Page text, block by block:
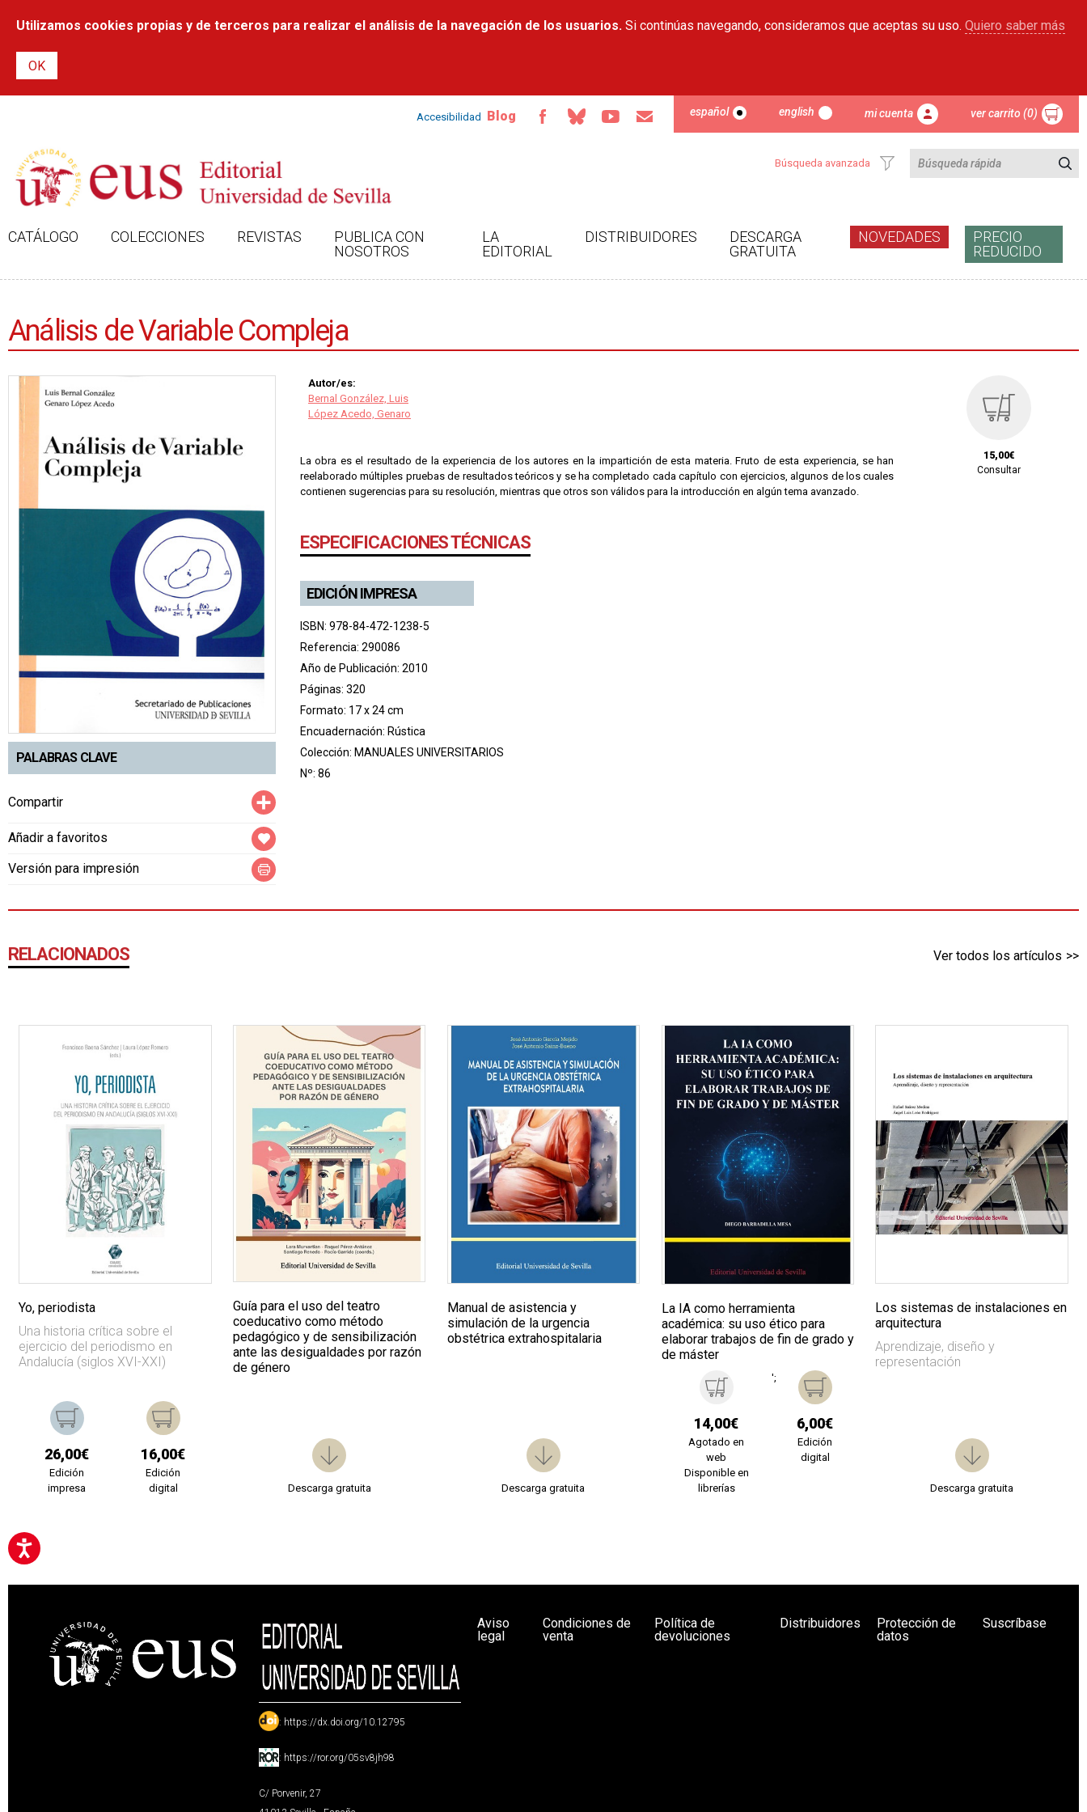
contenido
Utilizamos cookies propias y de terceros para realizar el análisis de la navegación de los usuarios. Si continúas navegando, consideramos que aceptas su uso. Quiero saber más
Accesibilidad Blog español english mi cuenta ver carrito (0)
Búsqueda avanzada
CATÁLOGO COLECCIONES REVISTAS
PUBLICA CON
NOSOTROS
LA
EDITORIAL
DISTRIBUIDORES
DESCARGA
GRATUITA
NOVEDADES
PRECIO
REDUCIDO
Análisis de Variable Compleja
PALABRAS CLAVE
Compartir
Añadir a favoritos
Versión para impresión
Autor/es:
Bernal González, Luis
López Acedo, Genaro
La obra es el resultado de la experiencia de los autores en la impartición de esta materia. Fruto de esta experiencia, se han
reelaborado múltiples pruebas de resultados teóricos y se ha completado cada capítulo con ejercicios, algunos de los cuales
contienen sugerencias para su resolución, mientras que otros son válidos para la introducción en algún tema avanzado.
ESPECIFICACIONES TÉCNICAS
EDICIÓN IMPRESA
ISBN: 978-84-472-1238-5
Referencia: 290086
Año de Publicación: 2010
Páginas: 320
Formato: 17 x 24 cm
Encuadernación: Rústica
Colección: MANUALES UNIVERSITARIOS
Nº: 86
15,00€
Consultar
RELACIONADOS Ver todos los artículos
Yo, periodista
Una historia crítica sobre el
ejercicio del periodismo en
Andalucía (siglos XVI-XXI)
26,00€
Edición
impresa
16,00€
Edición
digital
Guía para el uso del teatro
coeducativo como método
pedagógico y de sensibilización
ante las desigualdades por razón
de género
Descarga gratuita
Manual de asistencia y
simulación de la urgencia
obstétrica extrahospitalaria
Descarga gratuita
La IA como herramienta
académica: su uso ético para
elaborar trabajos de fin de grado y
de máster
14,00€
Agotado en
web
Disponible en
librerías
';
6,00€
Edición
digital
Los sistemas de instalaciones en
arquitectura
Aprendizaje, diseño y
representación
Descarga gratuita
: https://dx.doi.org/10.12795
: https://ror.org/05sv8jh98
C/ Porvenir, 27
Aviso
legal
Condiciones de
venta
Política de
devoluciones
Distribuidores
Protección de
datos
Suscríbase